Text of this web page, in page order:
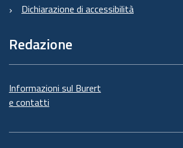
Dichiarazione di accessibilità
Redazione
Informazioni sul Burert
e contatti